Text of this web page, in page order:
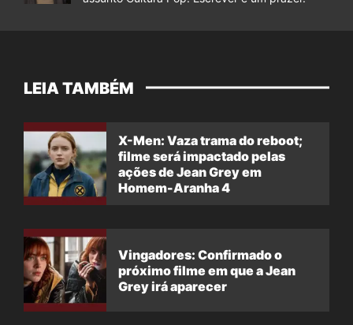
LEIA TAMBÉM
X-Men: Vaza trama do reboot;
filme será impactado pelas
ações de Jean Grey em
Homem-Aranha 4
Vingadores: Confirmado o
próximo filme em que a Jean
Grey irá aparecer